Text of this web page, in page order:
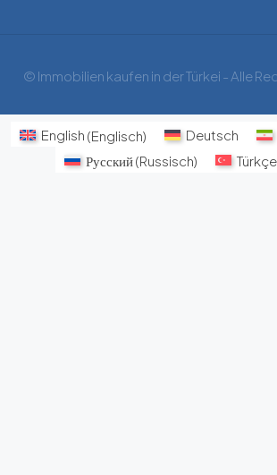
© Immobilien kaufen in der Türkei - Alle
English (Englisch) Deutsch
Русский(Russisch) Türkçe